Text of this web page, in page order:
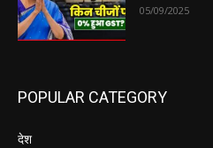
05/09/2025
POPULAR CATEGORY
देश